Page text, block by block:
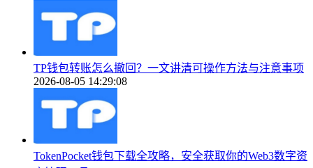
TP钱包转账怎么撤回？一文讲清可操作方法与注意事项
2026-08-05 14:29:08
TokenPocket钱包下载全攻略，安全获取你的Web3数字资